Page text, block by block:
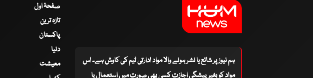
ہم نیوز پر شائع یا نشر ہونے والا مواد ادارتی ٹیم کی کاوش ہے۔ اس
مواد کو بغیر پیشگی اجازت کسی بھی صورت میں استعمال یا
صفحۂ اول
تازہ ترین
پاکستان
دنیا
معیشت